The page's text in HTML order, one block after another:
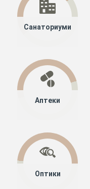
Санаториуми
Аптеки
Оптики